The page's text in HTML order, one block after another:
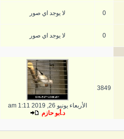
0 لا يوجد اي صور
0 لا يوجد اي صور
3849
الأربعاء يونيو 26, 2019 1:11 am
د.أبو حازم